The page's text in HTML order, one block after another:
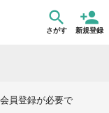
さがす 新規登録
員登録が必要で